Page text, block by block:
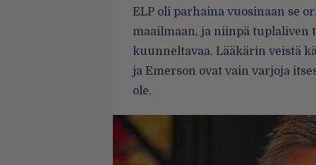
ELP oli parhaina vuosinaan se
maailmaan, ja niinpä tuplaliven
kuunneltavaa. Lääkärin veistä
ja Emerson ovat vain varjoja
ole.